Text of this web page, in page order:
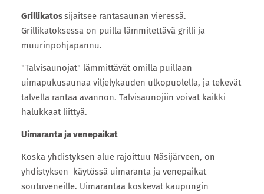
Grillikatossijaitsee rantasaunan vieressä.
Grillikatoksessa on puilla lämmitettävä grilli ja
muurinpohjapannu.
"Talvisaunojat" lämmittävät omilla puillaan
uimapukusaunaa viljelykauden ulkopuolella, ja tekevät
talvella rantaa avannon. Talvisaunojiin voivat kaikki
halukkaat liittyä.
Uimaranta ja venepaikat
Koska yhdistyksen alue rajoittuu Näsijärveen, on
yhdistyksen käytössä uimaranta ja venepaikat
soutuveneille. Uimarantaa koskevat kaupungin